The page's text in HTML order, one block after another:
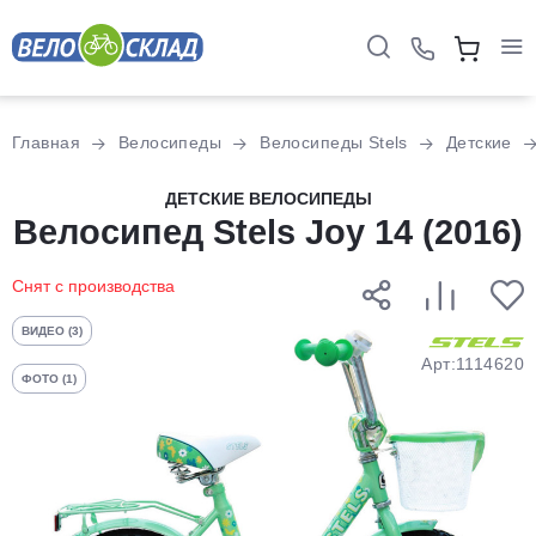
Главная Велосипеды Велосипеды Stels Детские
ДЕТСКИЕ ВЕЛОСИПЕДЫ
Велосипед Stels Joy 14 (2016)
Снят с производства
ВИДЕО (3)
ФОТО (1)
Арт:1114620
Разбейте
оплатуна части
без переплат
График платежей